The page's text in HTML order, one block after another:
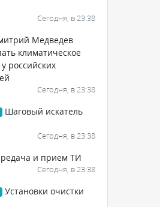
Сегодня, в 23:38
Медведев
климатическое
российских
Сегодня, в 23:38
Шаговый искатель
Сегодня, в 23:38
и прием ТИ
Сегодня, в 23:38
Установки очистки